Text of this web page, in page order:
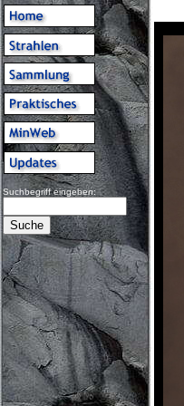
Suchbegriff eingeben: